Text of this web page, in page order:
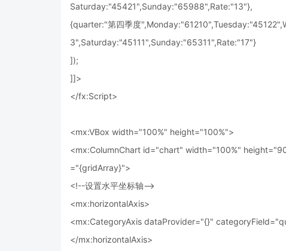
Saturday:"45421",Sunday:"65988",Rate:"13"},
{quarter:"第四季度
3",Saturday:"45111",Sunday:"65311",Rate:"17"}
]);
]]>
</fx:Script>
<mx:VBox width="100%" height="100%">
<mx:ColumnChart id="chart" width="100%"
="{gridArray}">
<!--设置水平坐标轴-->
<mx:horizontalAxis>
<mx:CategoryAxis dataProvider="{}"
</mx:horizontalAxis>